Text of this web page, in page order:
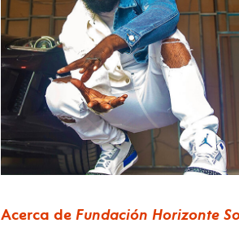
Acerca de Fundación Horizonte